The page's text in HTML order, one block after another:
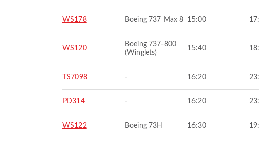
WS178 Boeing 737 Max 8 15:00
WS120
Boeing 737-800
(Winglets)
15:40
TS7098 - 16:20
PD314 - 16:20
WS122 Boeing 73H 16:30